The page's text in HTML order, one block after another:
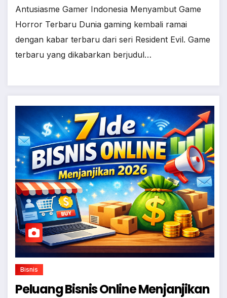
Antusiasme Gamer Indonesia Menyambut Game
Horror Terbaru Dunia gaming kembali ramai
dengan kabar terbaru dari seri Resident Evil. Game
terbaru yang dikabarkan berjudul…
Bisnis
Peluang Bisnis Online Menjanjikan